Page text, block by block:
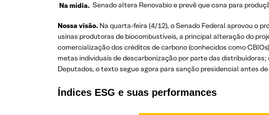
Na mídia. Senado altera Renovabio e prevê que cana para
Nossa visão. Na quarta-feira (4/12), o Senado Federal aprovou o
usinas produtoras de biocombustíveis, a principal alteração do
comercialização dos créditos de carbono (conhecidos como
metas individuais de descarbonização por parte das distribuidoras;
Deputados, o texto segue agora para sanção presidencial antes de
Índices ESG e suas performances